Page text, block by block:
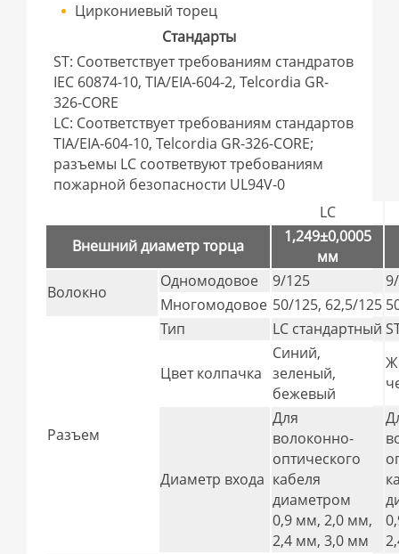
Циркониевый торец
Стандарты
ST: Соответствует требованиям стандратов
IEC 60874-10, TIA/EIA-604-2, Telcordia GR-
326-CORE
LC: Соответствует требованиям стандартов
TIA/EIA-604-10, Telcordia GR-326-CORE;
разъемы LC соответвуют требованиям
пожарной безопасности UL94V-0
LC
Внешний диаметр торца
1,249±0,0005
мм
Волокно
Одномодовое 9/125
Многомодовое 50/125, 62,5/125
Разъем
Тип LC стандартный
Цвет колпачка
Синий,
зеленый,
бежевый
Диаметр входа
Для
волоконно-
оптического
кабеля
диаметром
0,9 мм, 2,0 мм,
2,4 мм, 3,0 мм